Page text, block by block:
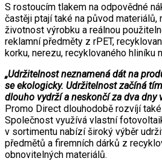
S rostoucím tlakem na odpovědné
častěji ptají také na původ materiálů,
životnost výrobku a reálnou
reklamní předměty z rPET,
korku, nerezu, recyklovaného hliníku
„Udržitelnost neznamená dát na
se ekologicky. Udržitelnost začíná
dlouho vydrží a neskončí za dva dny
Promo Direct dlouhodobě rozvíjí
Společnost využívá vlastní
v sortimentu nabízí široký výběr
předmětů a firemních dárků z
obnovitelných materiálů.